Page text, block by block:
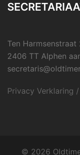
Ten Harmsenstraat
2406 TT Alphen
Privacy Verklaring /
© 2026